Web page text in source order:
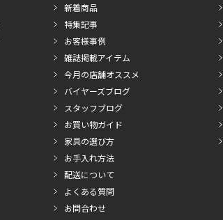
新着商品
特集記事
お客様事例
雑誌掲載アイテム
今月の店舗オススメ
バイヤーズブログ
スタッフブログ
お買い物ガイド
家具の選び方
お手入れ方法
配送について
よくある質問
お問合わせ